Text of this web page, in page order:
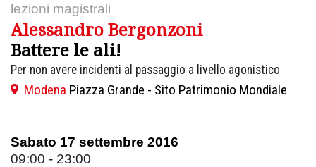
lezioni magistrali
Alessandro Bergonzoni
Battere le ali!
Per non avere incidenti al passaggio a livello agonistico
Modena Piazza Grande - Sito Patrimonio Mondiale
Sabato 17 settembre 2016
09:00 - 23:00